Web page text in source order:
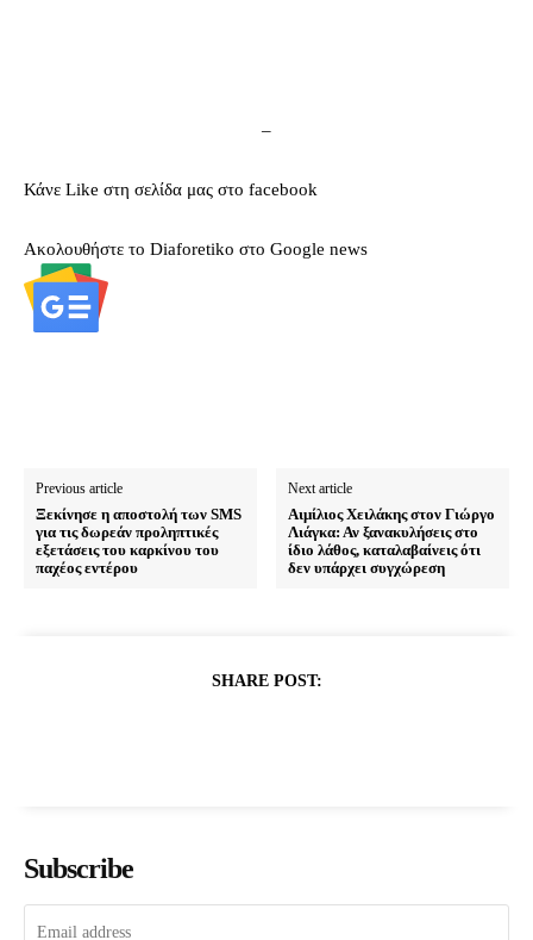
–
Κάνε Like στη σελίδα μας στο facebook
Ακολουθήστε το Diaforetiko στο Google news
Previous article
Ξεκίνησε η αποστολή των SMS
για τις δωρεάν προληπτικές
εξετάσεις του καρκίνου του
παχέος εντέρου
Next article
Αιμίλιος Χειλάκης στον Γιώργο
Λιάγκα: Αν ξανακυλήσεις στο
ίδιο λάθος, καταλαβαίνεις ότι
δεν υπάρχει συγχώρεση
SHARE POST:
Subscribe